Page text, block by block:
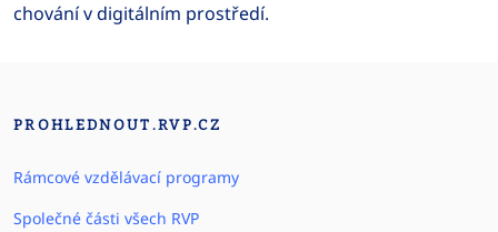
chování v digitálním prostředí.
PROHLEDNOUT.RVP.CZ
Rámcové vzdělávací programy
Společné části všech RVP